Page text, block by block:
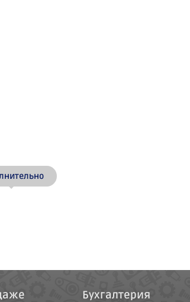
Бухгалтерия